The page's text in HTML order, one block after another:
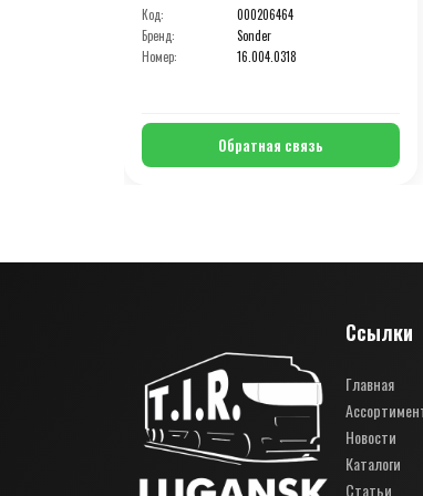
Код:
000206464
Бренд:
Sonder
Номер:
16.004.0318
Обратная связь
Ссылки
Главная
Новости
Каталоги
Статьи